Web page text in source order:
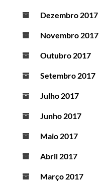
Dezembro 2017
Novembro 2017
Outubro 2017
Setembro 2017
Julho 2017
Junho 2017
Maio 2017
Abril 2017
Março 2017